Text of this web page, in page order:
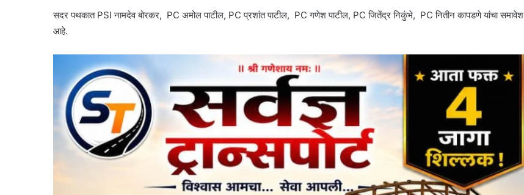
सदर पथकात PSI नामदेव बोरकर, PC अमोल पाटील, PC प्रशांत पाटील, PC गणेश पाटील, PC जितेंद्र निकुंभे, PC नितीन कापडणे यांचा समावेश
आहे.